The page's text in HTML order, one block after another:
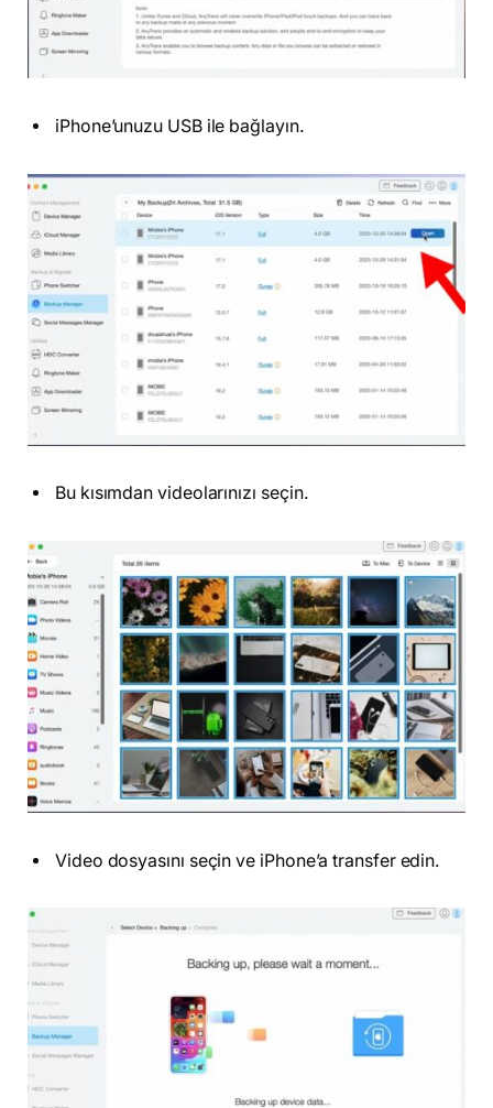
iPhone’unuzu USB ile bağlayın.
Bu kısımdan videolarınızı seçin.
Video dosyasını seçin ve iPhone’a transfer edin.